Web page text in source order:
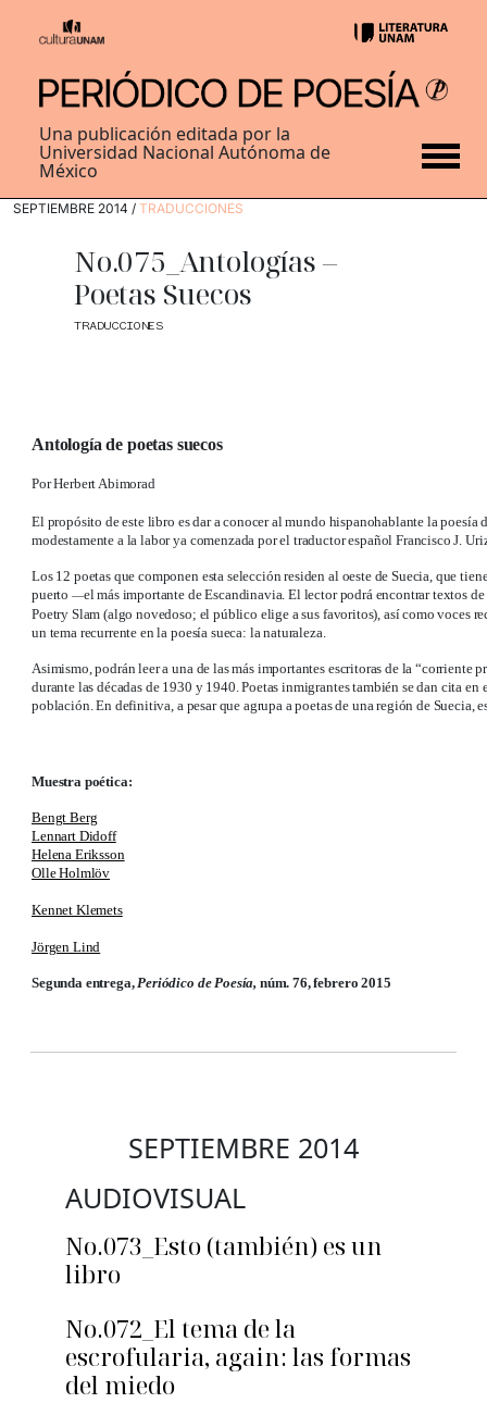
Una publicación editada por la
Universidad Nacional Autónoma de
México
SEPTIEMBRE 2014 / TRADUCCIONES
No.075_Antologías –
Poetas Suecos
TRADUCCIONES
Antología de poetas suecos
Por Herbert Abimorad
El propósito de este libro es dar a conocer al mundo hispanohablante la
modestamente a la labor ya comenzada por el traductor español Francisco J.
Los 12 poetas que componen esta selección residen al oeste de Suecia, que
puerto —el más importante de Escandinavia. El lector podrá encontrar textos
Poetry Slam (algo novedoso; el público elige a sus favoritos), así como voces
un tema recurrente en la poesía sueca: la naturaleza.
Asimismo, podrán leer a una de las más importantes escritoras de la “corriente
durante las décadas de 1930 y 1940. Poetas inmigrantes también se dan cita
población. En definitiva, a pesar que agrupa a poetas de una región de Suecia,
Muestra poética:
Bengt Berg
Lennart Didoff
Helena Eriksson
Olle Holmlöv
Kennet Klemets
Jörgen Lind
Segunda entrega,Periódico de Poesía, núm. 76, febrero 2015
SEPTIEMBRE 2014
AUDIOVISUAL
No.073_Esto (también) es un
libro
No.072_El tema de la
escrofularia, again: las formas
del miedo